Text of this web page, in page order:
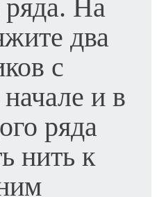
ряда. На
два
с
и в
ряда
нить к